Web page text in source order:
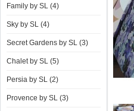
Family by SL (4)
Sky by SL (4)
Secret Gardens by SL (3)
Chalet by SL (5)
Persia by SL (2)
Provence by SL (3)